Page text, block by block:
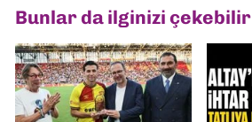
Bunlar da ilginizi çekebilir